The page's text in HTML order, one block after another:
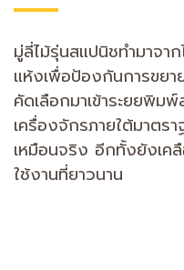
มู่ลี่ไม้รุ่นสแปนิชทำมาจา
แห้งเพื่อป้องกันการขยา
คัดเลือกมาเข้าระยยพิม
เครื่องจักรภายใต้มาตรา
เหมือนจริง อีกทั้งยังเค
ใช้งานที่ยาวนาน